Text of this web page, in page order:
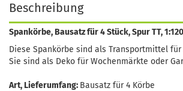
Beschreibung
Spankörbe, Bausatz für 4 Stück, Spur TT,
Diese Spankörbe sind als Transportmittel
Sie sind als Deko für Wochenmärkte oder
Art, Lieferumfang: Bausatz für 4 Körbe